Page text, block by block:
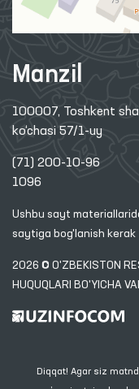
Manzil
100007, Toshkent
ko‘chasi 57/1-uy
(71) 200-10-96
1096
Ushbu sayt
saytiga bog'lanish kerak
2026 © O'ZBEKISTON
HUQUQLARI BO'YICHA
Diqqat! Agar siz